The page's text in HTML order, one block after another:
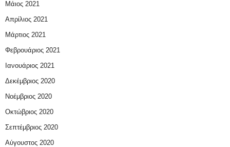
Μάιος 2021
Απρίλιος 2021
Μάρτιος 2021
Φεβρουάριος 2021
Ιανουάριος 2021
Δεκέμβριος 2020
Νοέμβριος 2020
Οκτώβριος 2020
Σεπτέμβριος 2020
Αύγουστος 2020